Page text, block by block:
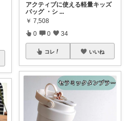
アクティブに使える軽量キッズ
バッグ ・シ ...
￥ 7,508
0 0 34
コレ いいね